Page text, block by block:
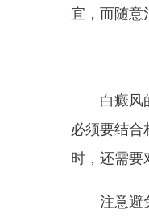
宜，而随意
白癜风
必须要结合
时，还需要
注意避